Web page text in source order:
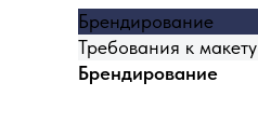
Брендирование
Требования к макету
Брендирование